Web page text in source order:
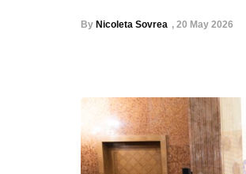
By Nicoleta Sovrea , 20 May 2026